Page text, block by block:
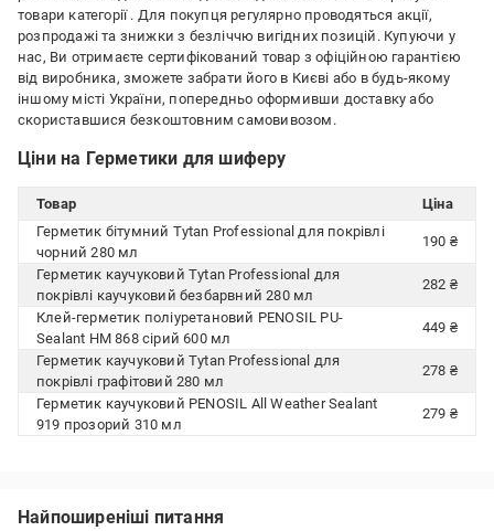
товари категорії . Для покупця регулярно проводяться акції,
розпродажі та знижки з безліччю вигідних позицій. Купуючи у
нас, Ви отримаєте сертифікований товар з офіційною гарантією
від виробника, зможете забрати його в Києві або в будь-якому
іншому місті України, попередньо оформивши доставку або
скориставшися безкоштовним самовивозом.
Ціни на Герметики для шиферу
Товар
Ціна
Герметик бітумний Tytan Professional для покрівлі
чорний 280 мл
190 ₴
Герметик каучуковий Tytan Professional для
покрівлі каучуковий безбарвний 280 мл
282 ₴
Клей-герметик поліуретановий PENOSIL PU-
Sealant HM 868 сірий 600 мл
449 ₴
Герметик каучуковий Tytan Professional для
покрівлі графітовий 280 мл
278 ₴
Герметик каучуковий PENOSIL All Weather Sealant
919 прозорий 310 мл
279 ₴
Найпоширеніші питання